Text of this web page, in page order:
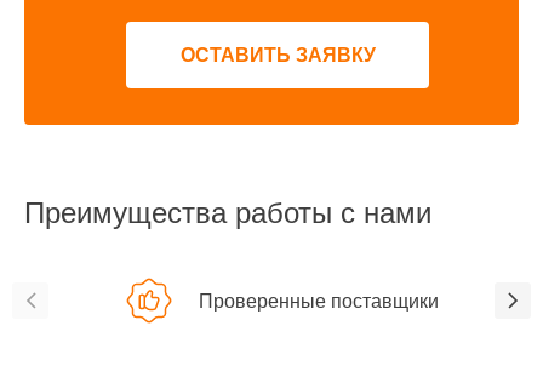
ОСТАВИТЬ ЗАЯВКУ
Преимущества работы с нами
Проверенные поставщики